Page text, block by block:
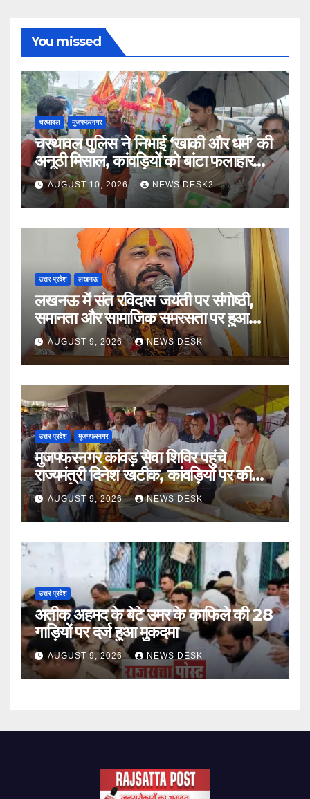
You missed
चरथावल मुजफ्फरनगर
चरथावल पुलिस ने निभाई ‘खाकी और धर्म’ की
अनूठी मिसाल, कांवड़ियों को बांटा फलाहार
और जल
AUGUST 10, 2026 NEWS DESK2
उत्तर प्रदेश लखनऊ
लखनऊ में संत रविदास जयंती पर संगोष्ठी,
समानता और सामाजिक समरसता पर हुआ
मंथनAUGUST 9, 2026 NEWS DESK
उत्तर प्रदेश मुजफ्फरनगर
मुजफ्फरनगर कांवड़ सेवा शिविर पहुंचे
राज्यमंत्री दिनेश खटीक, कांवड़ियों पर की
पुष्पवर्षा ’
AUGUST 9, 2026 NEWS DESK
उत्तर प्रदेश
अतीक अहमद के बेटे उमर के काफिले की 28
गाड़ियों पर दर्ज हुआ मुकदमा
AUGUST 9, 2026 NEWS DESK